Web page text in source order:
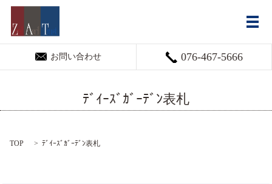
お問い合わせ 076-467-5666
メ
ﾃﾞｲｰｽﾞｶﾞｰﾃﾞﾝ表札
TOP ﾃﾞｲｰｽﾞｶﾞｰﾃﾞﾝ表札